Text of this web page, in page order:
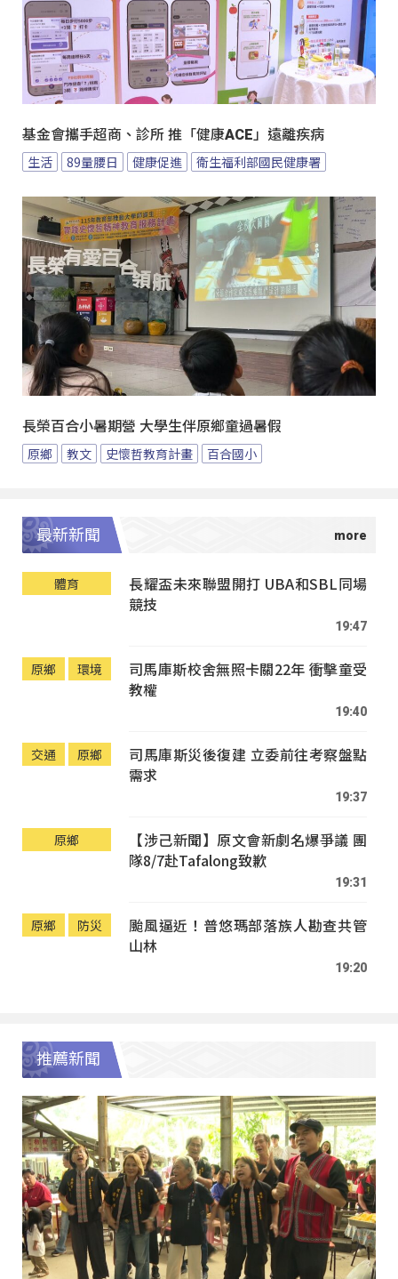
基金會攜手超商、診所 推「健康ACE」遠離疾病
生活 89量腰日 健康促進 衛生福利部國民健康署
長榮百合小暑期營 大學生伴原鄉童過暑假
原鄉 教文 史懷哲教育計畫 百合國小
最新新聞
體育
長耀盃未來聯盟開打 UBA和SBL同場
競技
19:47
原鄉 環境
司馬庫斯校舍無照卡關22年 衝擊童受
教權
19:40
交通 原鄉
司馬庫斯災後復建 立委前往考察盤點
需求
19:37
原鄉
【涉己新聞】原文會新劇名爆爭議 團
隊8/7赴Tafalong致歉
19:31
原鄉 防災
颱風逼近！普悠瑪部落族人勘查共管
山林
19:20
推薦新聞